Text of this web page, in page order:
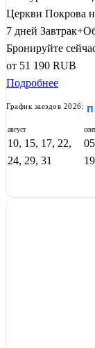
Церкви Покрова
7 дней
Бронируйте
от 51 190 RUB
Подробнее
График заездов 2026:
август
10, 15, 17, 22,
24, 29, 31